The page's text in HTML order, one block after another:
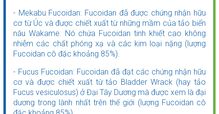
- Mekabu Fucoidan: Fucoidan đã được chứng nhận hữu
cơ từ Úc và được chiết xuất từ những mầm của tảo biển
nâu Wakame. Nó chứa Fucoidan tinh khiết cao không
nhiễm các chất phóng xạ và các kim loại nặng (lượng
Fucoidan cô đặc khoảng 85%).
- Fucus Fucoidan: Fucoidan đã đạt các chứng nhận hữu
cơ và được chiết xuất từ tảo Bladder Wrack (hay tảo
Fucus vesiculosus) ở Đại Tây Dương mà được xem là đại
dương trong lành nhất trên thế giới (lượng Fucoidan cô